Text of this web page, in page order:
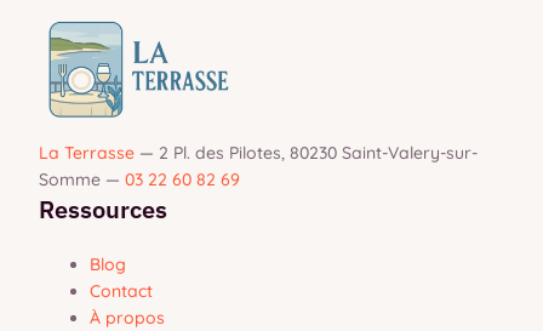
La Terrasse — 2 Pl. des Pilotes, 80230 Saint-Valery-sur-
Somme — 03 22 60 82 69
Ressources
Blog
Contact
À propos